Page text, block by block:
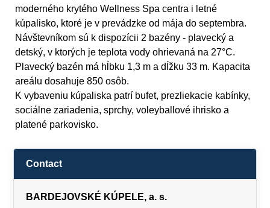
moderného krytého Wellness Spa centra i letné
kúpalisko, ktoré je v prevádzke od mája do septembra.
Návštevníkom sú k dispozícii 2 bazény - plavecký a
detský, v ktorých je teplota vody ohrievaná na 27°C.
Plavecký bazén má hĺbku 1,3 m a dĺžku 33 m. Kapacita
areálu dosahuje 850 osôb.
K vybaveniu kúpaliska patrí bufet, prezliekacie kabínky,
sociálne zariadenia, sprchy, voleyballové ihrisko a
platené parkovisko.
Contact
BARDEJOVSKÉ KÚPELE, a. s.